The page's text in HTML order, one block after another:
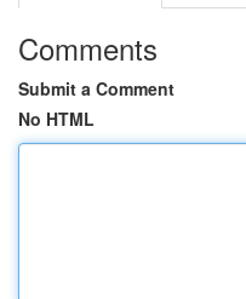
Comments
Submit a Comment
No HTML